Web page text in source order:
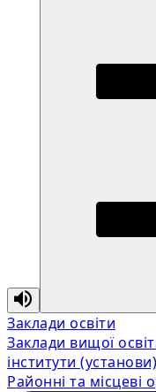
Заклади освіти
Заклади вищої
інститути (установи)
Районні та місцеві